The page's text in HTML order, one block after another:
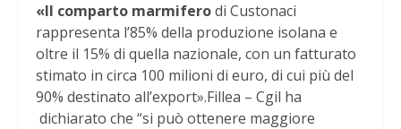
«Il comparto marmiferodi Custonaci
rappresenta l’85% della produzione isolana e
oltre il 15% di quella nazionale, con un fatturato
stimato in circa 100 milioni di euro, di cui più del
90% destinato all’export».Fillea – Cgil ha
dichiarato che “si può ottenere maggiore